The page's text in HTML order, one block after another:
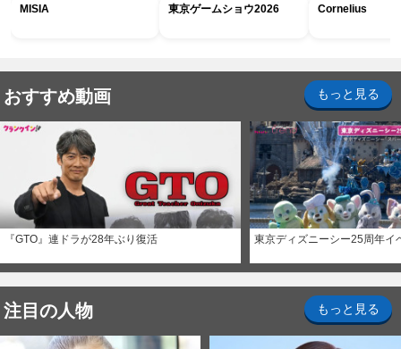
MISIA 東京ゲームショウ2026 Cornelius
おすすめ動画 もっと見る
『GTO』連ドラが28年ぶり復活 東京ディズニーシー25周年イ
注目の人物 もっと見る